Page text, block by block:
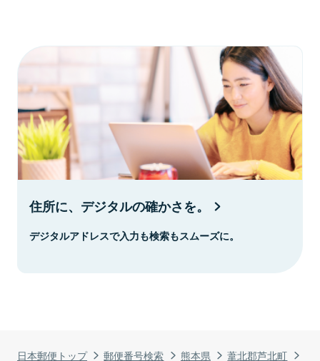
日本郵便トップ 郵便番号検索 熊本県
葦北郡芦北町
住所に、デジタルの確かさを。
デジタルアドレスで入力も検索もスムーズに。